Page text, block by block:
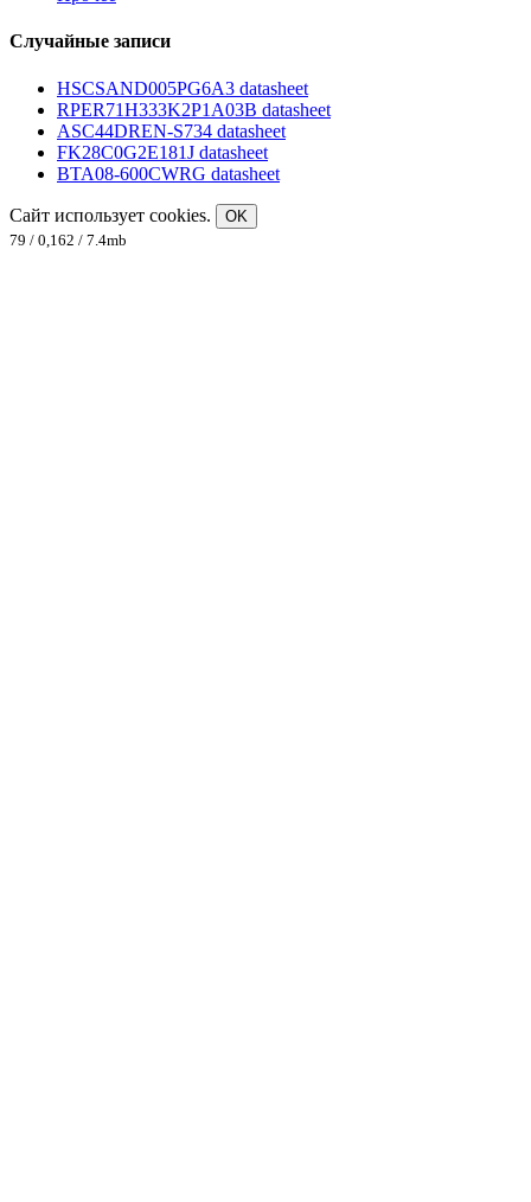
Случайные записи
HSCSAND005PG6A3 datasheet
RPER71H333K2P1A03B datasheet
ASC44DREN-S734 datasheet
FK28C0G2E181J datasheet
BTA08-600CWRG datasheet
Сайт использует cookies.
OK
79 / 0,162 / 7.4mb